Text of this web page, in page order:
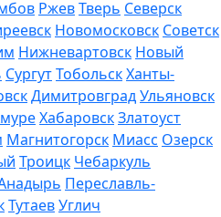
РжевТверь Северск
Новомосковск Советск
Нижневартовск Новый
СургутТобольскХанты-
ДимитровградУльяновск
ХабаровскЗлатоуст
Магнитогорск Миасс Озерск
Троицк Чебаркуль
Переславль-
ТутаевУглич